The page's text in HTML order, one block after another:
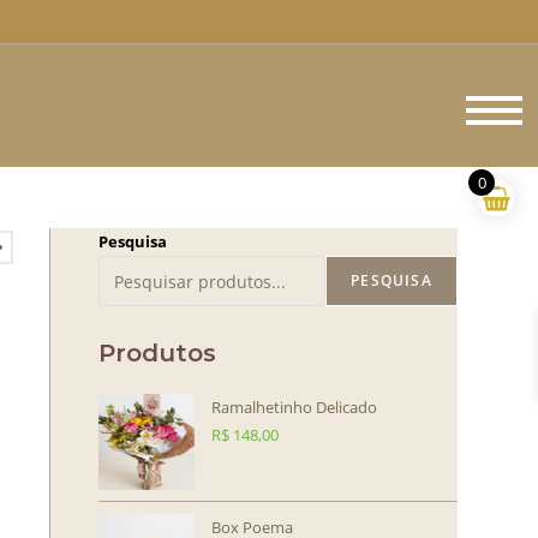
Pesquisa
PESQUISA
Produtos
Ramalhetinho Delicado
R$ 148,00
Box Poema
0